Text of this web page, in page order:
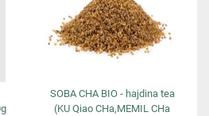
SOBA CHA BIO - hajdina tea
(KU Qiao CHa,MEMIL CHa